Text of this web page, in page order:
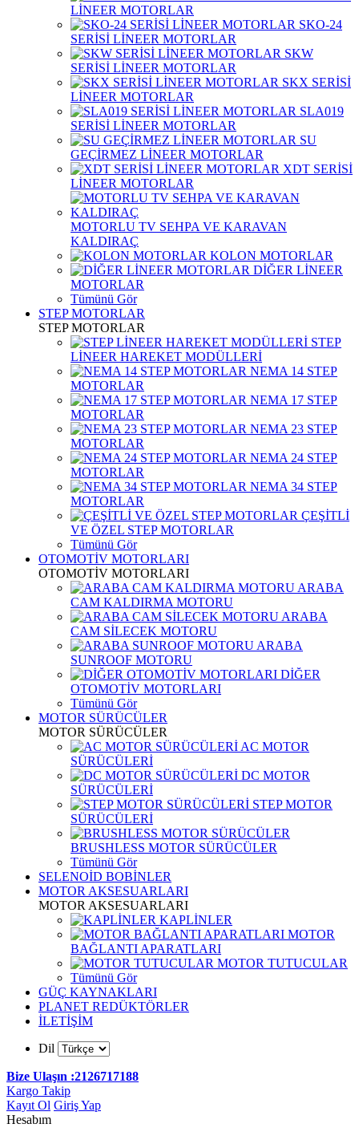
LİNEER MOTORLAR
SKO-24
SERİSİ LİNEER MOTORLAR
SKW
SERİSİ LİNEER MOTORLAR
SKX SERİSİ
LİNEER MOTORLAR
SLA019
SERİSİ LİNEER MOTORLAR
SU
GEÇİRMEZ LİNEER MOTORLAR
XDT SERİSİ
LİNEER MOTORLAR
MOTORLU TV SEHPA VE KARAVAN
KALDIRAÇ
KOLON MOTORLAR
DİĞER LİNEER
MOTORLAR
Tümünü Gör
STEP MOTORLAR
STEP MOTORLAR
STEP
LİNEER HAREKET MODÜLLERİ
NEMA 14 STEP
MOTORLAR
NEMA 17 STEP
MOTORLAR
NEMA 23 STEP
MOTORLAR
NEMA 24 STEP
MOTORLAR
NEMA 34 STEP
MOTORLAR
ÇEŞİTLİ
VE ÖZEL STEP MOTORLAR
Tümünü Gör
OTOMOTİV MOTORLARI
OTOMOTİV MOTORLARI
ARABA
CAM KALDIRMA MOTORU
ARABA
CAM SİLECEK MOTORU
ARABA
SUNROOF MOTORU
DİĞER
OTOMOTİV MOTORLARI
Tümünü Gör
MOTOR SÜRÜCÜLER
MOTOR SÜRÜCÜLER
AC MOTOR
SÜRÜCÜLERİ
DC MOTOR
SÜRÜCÜLERİ
STEP MOTOR
SÜRÜCÜLERİ
BRUSHLESS MOTOR SÜRÜCÜLER
Tümünü Gör
SELENOİD BOBİNLER
MOTOR AKSESUARLARI
MOTOR AKSESUARLARI
KAPLİNLER
MOTOR
BAĞLANTI APARATLARI
MOTOR TUTUCULAR
Tümünü Gör
GÜÇ KAYNAKLARI
PLANET REDÜKTÖRLER
İLETİŞİM
Dil
Bize Ulaşın :2126717188
Kargo Takip
Kayıt Ol Giriş Yap
Hesabım